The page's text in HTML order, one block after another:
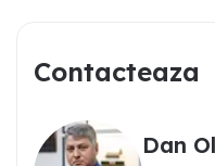
Contacteaza
Dan